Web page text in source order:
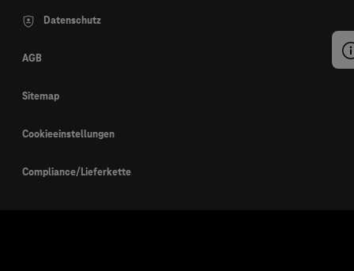
Datenschutz
AGB
Sitemap
Cookieeinstellungen
Compliance/Lieferkette